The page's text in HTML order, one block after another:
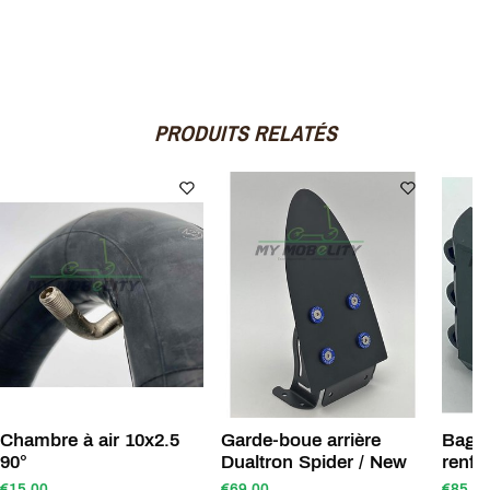
PRODUITS RELATÉS
Chambre à air 10x2.5
90°
Garde-boue arrière
Dualtron Spider / New